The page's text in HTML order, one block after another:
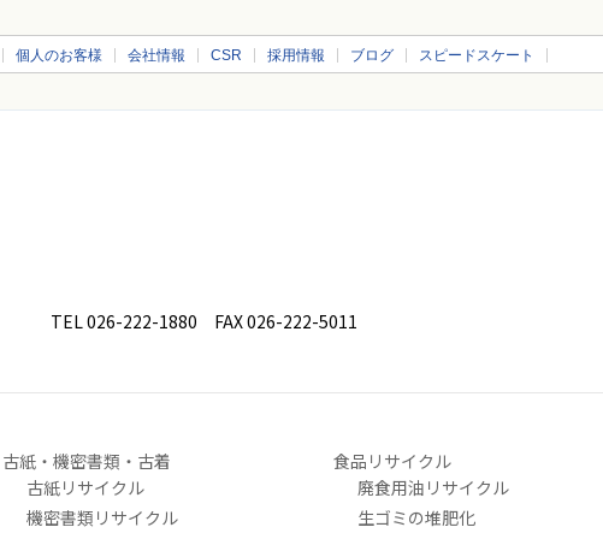
個人のお客様 会社情報 CSR 採用情報 ブログ スピードスケート
TEL 026-222-1880 FAX 026-222-5011
古紙・機密書類・古着
古紙リサイクル
機密書類リサイクル
食品リサイクル
廃食用油リサイクル
生ゴミの堆肥化